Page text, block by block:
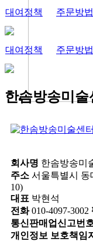
대여정책 주문방법
대여정책 주문방법
한솜방송미
회사명 한솜방송미
주소 서울특별시 동
10)
대표 박현석
전화010-4097-3002
통신판매업신고번
개인정보 보호책임